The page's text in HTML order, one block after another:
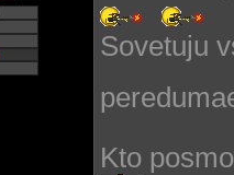
Sovetuju
Kto